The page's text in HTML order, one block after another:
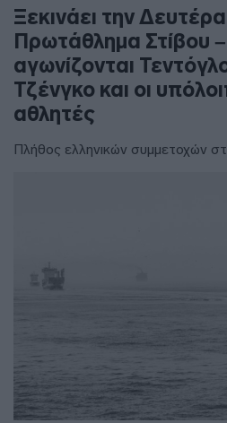
Ξεκινάει την
Πρωτάθλημα Στίβου
αγωνίζονται
Τζένγκο και οι
αθλητές
Πλήθος ελληνικών συμμετοχών